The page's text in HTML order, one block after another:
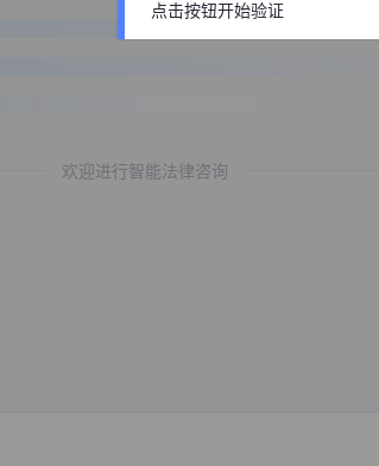
欢迎进行智能法律咨询
点击按钮开始验证